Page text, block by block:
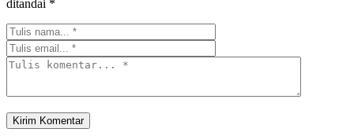
ditandai *